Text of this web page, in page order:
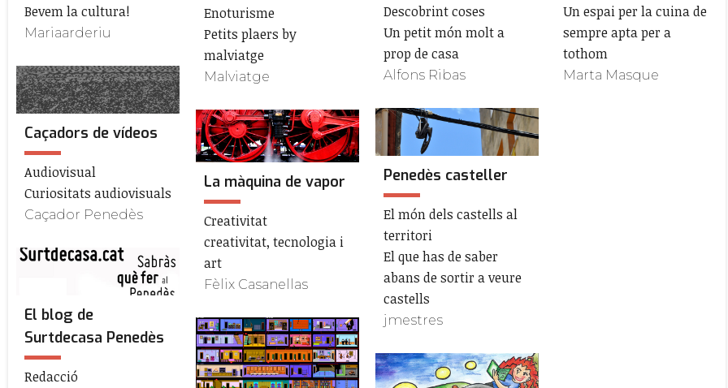
Bevem la cultura!
Mariaarderiu
Caçadors de vídeos
Audiovisual
Curiositats audiovisuals
Caçador Penedès
El blog de
Surtdecasa Penedès
Redacció
Enoturisme
Petits plaers by
malviatge
Malviatge
La màquina de vapor
Creativitat
creativitat, tecnologia i
art
Fèlix Casanellas
Descobrint coses
Un petit món molt a
prop de casa
Alfons Ribas
Penedès casteller
El món dels castells al
territori
El que has de saber
abans de sortir a veure
castells
jmestres
Un espai per la cuina de
sempre apta per a
tothom
Marta Masque